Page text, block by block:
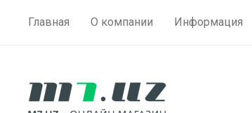
Главная О компании Информация